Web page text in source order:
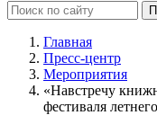
Главная
Пресс-центр
Мероприятия
«Навстречу
фестиваля